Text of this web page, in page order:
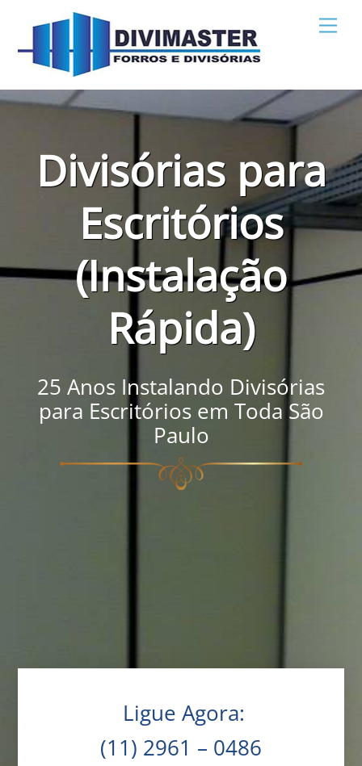
Divisórias para
Escritórios
(Instalação
Rápida)
25 Anos Instalando Divisórias
para Escritórios em Toda São
Paulo
Ligue Agora:
(11) 2961 – 0486